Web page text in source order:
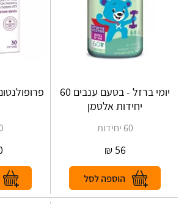
יומי ברזל - בטעם ענבים 60
יחידות אלטמן
60 יחידות
56
₪